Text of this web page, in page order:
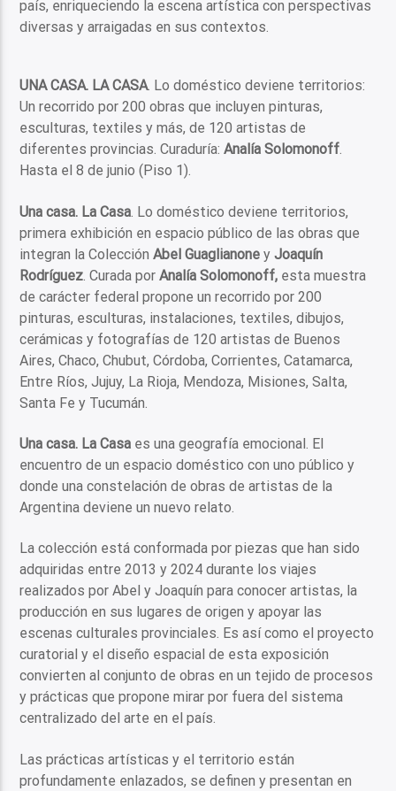
país, enriqueciendo la escena artística con perspectivas
diversas y arraigadas en sus contextos.
UNA CASA. LA CASA. Lo doméstico deviene territorios:
Un recorrido por 200 obras que incluyen pinturas,
esculturas, textiles y más, de 120 artistas de
diferentes provincias. Curaduría: Analía Solomonoff.
Hasta el 8 de junio (Piso 1).
Una casa. La Casa . Lo doméstico deviene territorios,
primera exhibición en espacio público de las obras que
integran la ColecciónAbel Guaglianone y Joaquín
Rodríguez . Curada porAnalía Solomonoff, esta muestra
de carácter federal propone un recorrido por 200
pinturas, esculturas, instalaciones, textiles, dibujos,
cerámicas y fotografías de 120 artistas de Buenos
Aires, Chaco, Chubut, Córdoba, Corrientes, Catamarca,
Entre Ríos, Jujuy, La Rioja, Mendoza, Misiones, Salta,
Santa Fe y Tucumán.
Una casa. La Casa es una geografía emocional. El
encuentro de un espacio doméstico con uno público y
donde una constelación de obras de artistas de la
Argentina deviene un nuevo relato.
La colección está conformada por piezas que han sido
adquiridas entre 2013 y 2024 durante los viajes
realizados por Abel y Joaquín para conocer artistas, la
producción en sus lugares de origen y apoyar las
escenas culturales provinciales. Es así como el proyecto
curatorial y el diseño espacial de esta exposición
convierten al conjunto de obras en un tejido de procesos
y prácticas que propone mirar por fuera del sistema
centralizado del arte en el país.
Las prácticas artísticas y el territorio están
profundamente enlazados, se definen y presentan en